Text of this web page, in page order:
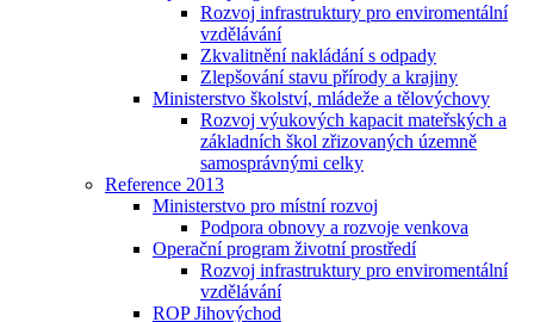
Rozvoj infrastruktury pro enviromentální
vzdělávání
Zkvalitnění nakládání s odpady
Zlepšování stavu přírody a krajiny
Ministerstvo školství, mládeže a tělovýchovy
Rozvoj výukových kapacit mateřských a
základních škol zřizovaných územně
samosprávnými celky
Reference 2013
Ministerstvo pro místní rozvoj
Podpora obnovy a rozvoje venkova
Operační program životní prostředí
Rozvoj infrastruktury pro enviromentální
vzdělávání
ROP Jihovýchod